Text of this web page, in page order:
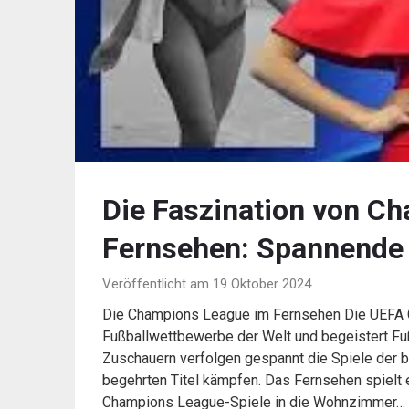
Die Faszination von
Fernsehen:
Veröffentlicht am 19 Oktober 2024
Die Champions League im Fernsehen Die
Fußballwettbewerbe der Welt und begeistert
Zuschauern verfolgen gespannt die Spiele der
begehrten Titel kämpfen. Das Fernsehen
Champions League-Spiele in die Wohnzimmer…